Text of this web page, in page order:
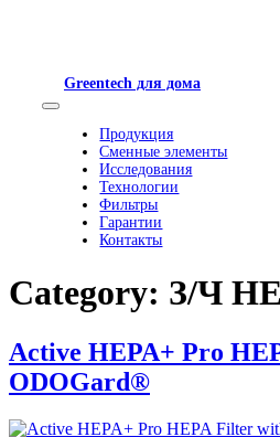
Greentech для дома
Navigation
Продукция
Сменные элементы
Исследования
Технологии
Фильтры
Гарантии
Контакты
Category: З/Ч
Active HEPA+ Pro
ODOGard®